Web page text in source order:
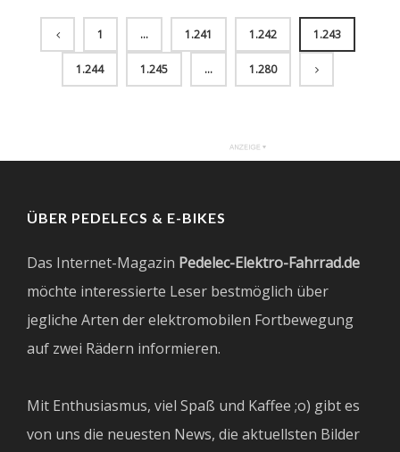
1 … 1.241 1.242 1.243
1.244 1.245 … 1.280
ÜBER PEDELECS & E-BIKES
Das Internet-Magazin Pedelec-Elektro-Fahrrad.de
möchte interessierte Leser bestmöglich über
jegliche Arten der elektromobilen Fortbewegung
auf zwei Rädern informieren.
Mit Enthusiasmus, viel Spaß und Kaffee ;o) gibt es
von uns die neuesten News, die aktuellsten Bilder